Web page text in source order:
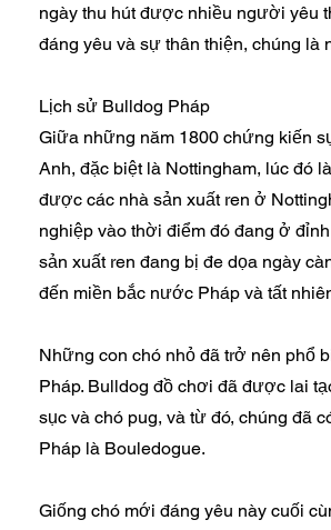
ngày thu hút được nhiều người yêu
đáng yêu và sự thân thiện, chúng
Lịch sử Bulldog Pháp
Giữa những năm 1800 chứng kiến
Anh, đặc biệt là Nottingham, lúc đó
được các nhà sản xuất ren ở
nghiệp vào thời điểm đó đang ở
sản xuất ren đang bị đe dọa ngày
đến miền bắc nước Pháp và tất
Những con chó nhỏ đã trở nên phổ
Pháp. Bulldog đồ chơi đã được lai
sục và chó pug, và từ đó, chúng đã
Pháp là Bouledogue.
Giống chó mới đáng yêu này cuối